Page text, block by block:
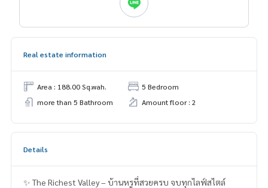
Real estate information
Area : 188.00 Sq.wah.
5 Bedroom
more than 5 Bathroom
Amount floor : 2
Details
✨ The Richest Valley – บ้านหรูที่สวยครบ จบทุกไลฟ์สไตล์